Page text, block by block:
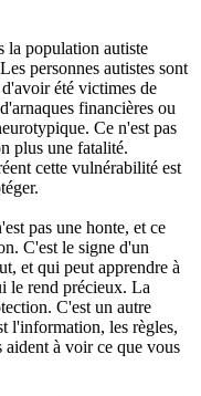
la population autiste
personnes autistes sont
été victimes de
financières ou
Ce n'est pas
plus une fatalité.
cette vulnérabilité est
pas une honte, et ce
C'est le signe d'un
et qui peut apprendre à
le rend précieux. La
C'est un autre
l'information, les règles,
aident à voir ce que vous